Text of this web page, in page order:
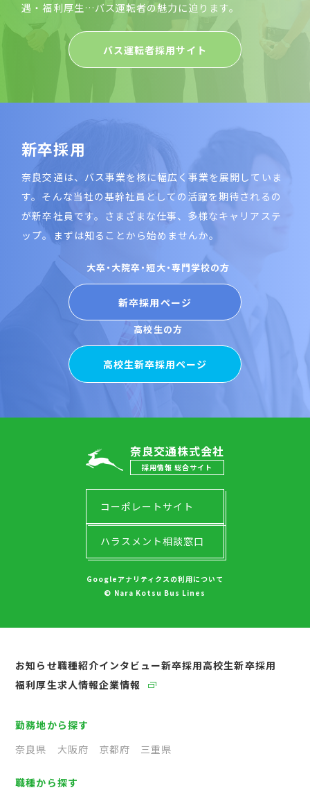
遇・福利厚生…バス運転者の魅力に迫ります。
バス運転者採用サイト
新卒採用
奈良交通は、バス事業を核に幅広く事業を展開していま
す。そんな当社の基幹社員としての活躍を期待されるの
が新卒社員です。さまざまな仕事、多様なキャリアステ
ップ。まずは知ることから始めませんか。
大卒・大院卒・短大・専門学校の方
新卒採用ページ
高校生の方
高校生新卒採用ページ
奈良交通株式会社
採用情報 総合サイト
コーポレートサイト
ハラスメント相談窓口
Googleアナリティクスの利用について
© Nara Kotsu Bus Lines
お知らせ職種紹介インタビュー新卒採用高校生新卒採用
福利厚生求人情報企業情報
勤務地から探す
奈良県
大阪府 京都府 三重県
職種から探す